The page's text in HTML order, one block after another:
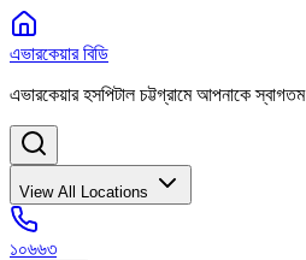
এভারকেয়ার বিডি
এভারকেয়ার হসপিটাল চট্টগ্রামে আপনাকে স্বাগতম
View All Locations
১০৬৬৩